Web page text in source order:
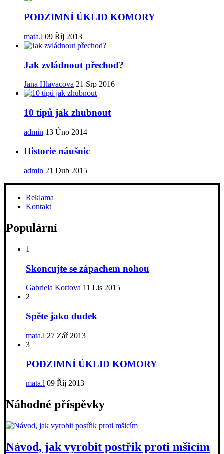
PODZIMNÍ ÚKLID KOMORY
mata.l 09 Říj 2013
Jak zvládnout přechod?
Jana Hlavacova 21 Srp 2016
10 tipů jak zhubnout
admin 13 Úno 2014
Historie náušnic
admin 21 Dub 2015
Reklama
Kontakt
Populární
1
Skoncujte se zápachem nohou
Gabriela Kortova 11 Lis 2015
2
Spěte jako dudek
mata.l 27 Zář 2013
3
PODZIMNÍ ÚKLID KOMORY
mata.l 09 Říj 2013
Náhodné příspěvky
Návod, jak vyrobit postřik proti mšicím